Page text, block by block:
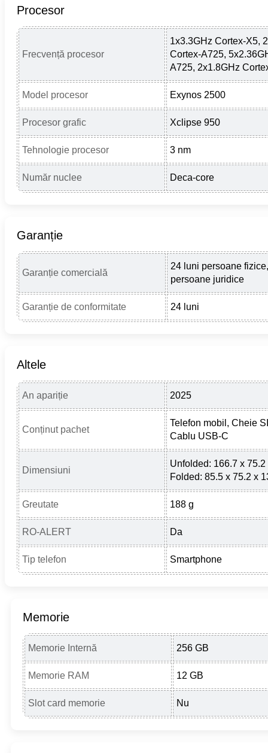
Procesor
Frecvență procesor
1x3.3GHz Cortex-X5,
Cortex-A725,
A725, 2x1.8GHz
Model procesor Exynos 2500
Procesor grafic Xclipse 950
Tehnologie procesor 3 nm
Număr nuclee Deca-core
Garanție
Garanție comercială
24 luni persoane
persoane juridice
Garanție de conformitate 24 luni
Altele
An apariție 2025
Conținut pachet
Telefon mobil, Cheie
Cablu USB-C
Dimensiuni
Unfolded: 166.7 x 75.2
Folded: 85.5 x 75.2 x
Greutate 188 g
RO-ALERT Da
Tip telefon Smartphone
Memorie
Memorie Internă 256 GB
Memorie RAM 12 GB
Slot card memorie Nu